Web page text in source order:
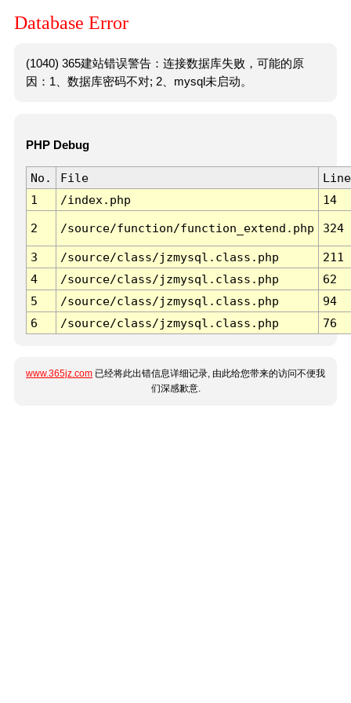
Database Error
(1040) 365建站错误警告：连接数据库失败，可能的原
因：1、数据库密码不对; 2、mysql未启动。
PHP Debug
No. File
Line
1
/index.php 14
2 /source/function/function_extend.php 324
3 /source/class/jzmysql.class.php
211
4
/source/class/jzmysql.class.php
62
5
/source/class/jzmysql.class.php
94
6
/source/class/jzmysql.class.php 76
www.365jz.com 已经将此出错信息详细记录, 由此给您带来的访问不便我
们深感歉意.